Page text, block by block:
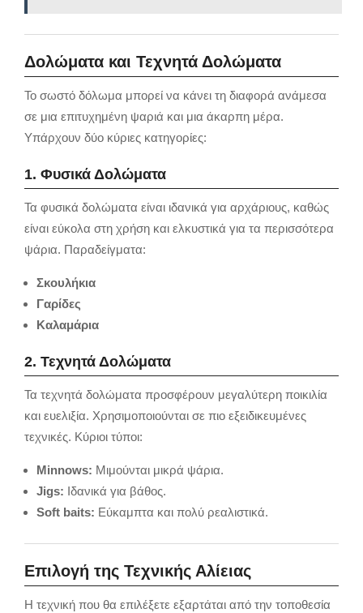
Δολώματα και Τεχνητά Δολώματα
Το σωστό δόλωμα μπορεί να κάνει τη διαφορά ανάμεσα
σε μια επιτυχημένη ψαριά και μια άκαρπη μέρα.
Υπάρχουν δύο κύριες κατηγορίες:
1. Φυσικά Δολώματα
Τα φυσικά δολώματα είναι ιδανικά για αρχάριους, καθώς
είναι εύκολα στη χρήση και ελκυστικά για τα περισσότερα
ψάρια. Παραδείγματα:
Σκουλήκια
Γαρίδες
Καλαμάρια
2. Τεχνητά Δολώματα
Τα τεχνητά δολώματα προσφέρουν μεγαλύτερη ποικιλία
και ευελιξία. Χρησιμοποιούνται σε πιο εξειδικευμένες
τεχνικές. Κύριοι τύποι:
Minnows: Μιμούνται μικρά ψάρια.
Jigs: Ιδανικά για βάθος.
Soft baits: Εύκαμπτα και πολύ ρεαλιστικά.
Επιλογή της Τεχνικής Αλίειας
Η τεχνική που θα επιλέξετε εξαρτάται από την τοποθεσία